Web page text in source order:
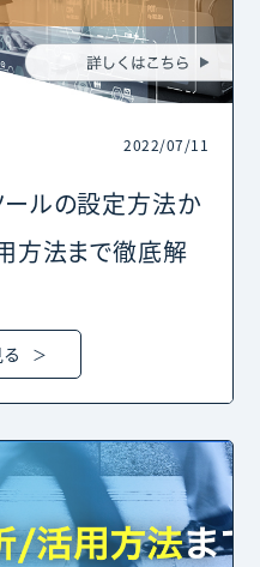
2022/07/11
ールの設定方法か
方法まで徹底解